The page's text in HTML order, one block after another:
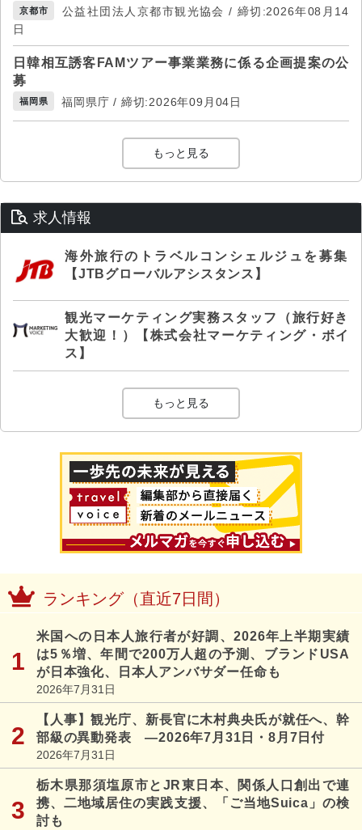
京都市
公益社団法人京都市観光協会 / 締切:2026年08月14
日
日韓相互誘客FAMツアー事業業務に係る企画提案の公
募
福岡県 福岡県庁 / 締切:2026年09月04日
もっと見る
求人情報
海外旅行のトラベルコンシェルジュを募集
【JTBグローバルアシスタンス】
観光マーケティング実務スタッフ（旅行好き
大歓迎！）【株式会社マーケティング・ボイ
ス】
もっと見る
ランキング（直近7日間）
米国への日本人旅行者が好調、2026年上半期実績
は5％増、年間で200万人超の予測、ブランドUSA
が日本強化、日本人アンバサダー任命も
2026年7月31日
【人事】観光庁、新長官に木村典央氏が就任へ、幹
部級の異動発表 ―2026年7月31日・8月7日付
2026年7月31日
栃木県那須塩原市とJR東日本、関係人口創出で連
携、二地域居住の実践支援、「ご当地Suica」の検
討も